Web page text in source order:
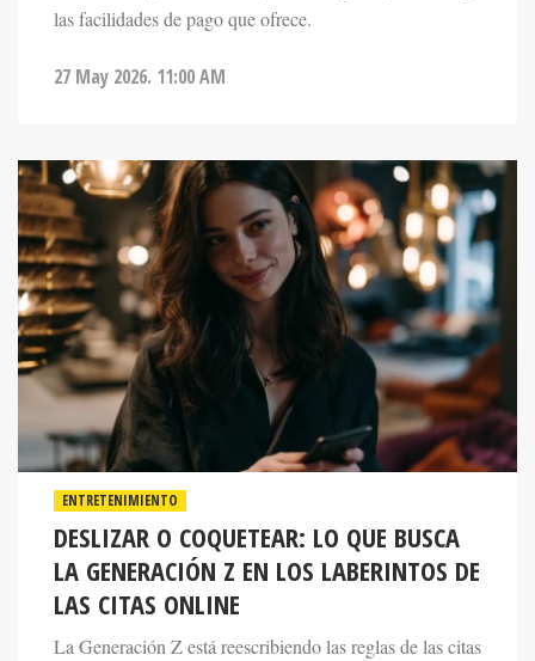
ENTRETENIMIENTO
DESLIZAR O COQUETEAR: LO QUE BUSCA
LA GENERACIÓN Z EN LOS LABERINTOS DE
LAS CITAS ONLINE
La Generación Z está reescribiendo las reglas de las citas
con la misma determinación con la que sus padres